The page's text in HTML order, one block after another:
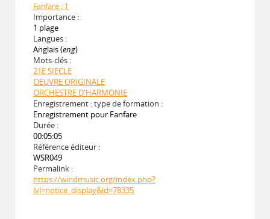
Fanfare ; 1
Importance :
1 plage
Langues :
Anglais (eng)
Mots-clés :
21E SIECLE
OEUVRE ORIGINALE
ORCHESTRE D'HARMONIE
Enregistrement : type de formation :
Enregistrement pour Fanfare
Durée :
00:05:05
Référence éditeur :
WSR049
Permalink :
https://windmusic.org/index.php?
lvl=notice_display&id=78335